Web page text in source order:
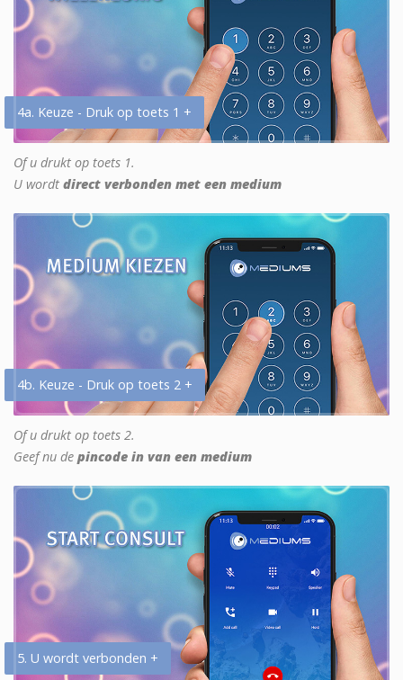
4a. Keuze - Druk op toets 1 +
Of u drukt op toets 1.
U wordt direct verbonden met een medium
4b. Keuze - Druk op toets 2 +
Of u drukt op toets 2.
Geef nu de pincode in van een medium
5. U wordt verbonden +